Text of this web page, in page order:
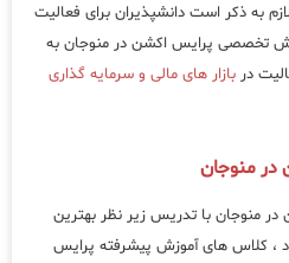
به ذکر است دانشپذیران برای فعالیت
تخصصی پرایس اکشن در منوجان به
در بازار های مالی و سرمایه گذاری
منوجان
منوجان با تدریس زیر نظر بهترین
، کلاس های آموزش پیشرفته پرایس